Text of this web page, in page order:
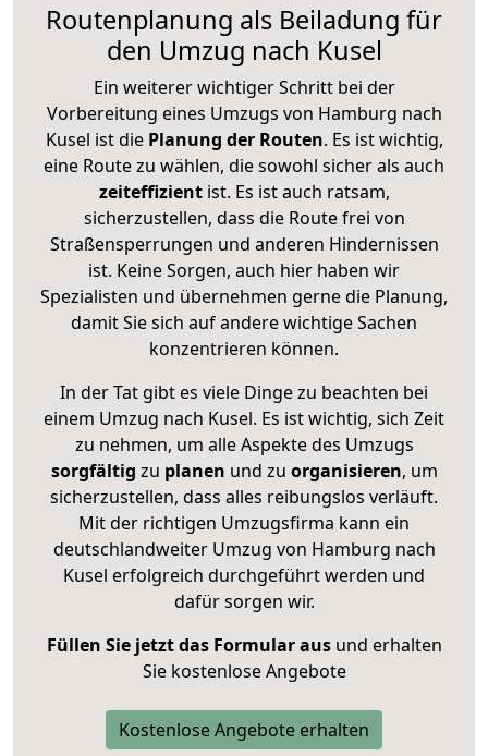
Routenplanung als Beiladung für
den Umzug nach Kusel
Ein weiterer wichtiger Schritt bei der
Vorbereitung eines Umzugs von Hamburg nach
Kusel ist diePlanung der Routen. Es ist wichtig,
eine Route zu wählen, die sowohl sicher als auch
zeiteffizientist. Es ist auch ratsam,
sicherzustellen, dass die Route frei von
Straßensperrungen und anderen Hindernissen
ist. Keine Sorgen, auch hier haben wir
Spezialisten und übernehmen gerne die Planung,
damit Sie sich auf andere wichtige Sachen
konzentrieren können.
In der Tat gibt es viele Dinge zu beachten bei
einem Umzug nach Kusel. Es ist wichtig, sich Zeit
zu nehmen, um alle Aspekte des Umzugs
sorgfältig zu planen und zu organisieren, um
sicherzustellen, dass alles reibungslos verläuft.
Mit der richtigen Umzugsfirma kann ein
deutschlandweiter Umzug von Hamburg nach
Kusel erfolgreich durchgeführt werden und
dafür sorgen wir.
Füllen Sie jetzt das Formular ausund erhalten
Sie kostenlose Angebote
Kostenlose Angebote erhalten